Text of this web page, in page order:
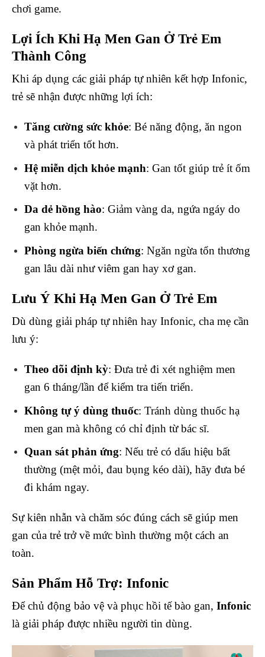
chơi game.
Lợi Ích Khi Hạ Men Gan Ở Trẻ Em
Thành Công
Khi áp dụng các giải pháp tự nhiên kết hợp Infonic,
trẻ sẽ nhận được những lợi ích:
Tăng cường sức khỏe: Bé năng động, ăn ngon
và phát triển tốt hơn.
Hệ miễn dịch khỏe mạnh: Gan tốt giúp trẻ ít ốm
vặt hơn.
Da dẻ hồng hào: Giảm vàng da, ngứa ngáy do
gan khỏe mạnh.
Phòng ngừa biến chứng: Ngăn ngừa tổn thương
gan lâu dài như viêm gan hay xơ gan.
Lưu Ý Khi Hạ Men Gan Ở Trẻ Em
Dù dùng giải pháp tự nhiên hay Infonic, cha mẹ cần
lưu ý:
Theo dõi định kỳ: Đưa trẻ đi xét nghiệm men
gan 6 tháng/lần để kiểm tra tiến triển.
Không tự ý dùng thuốc: Tránh dùng thuốc hạ
men gan mà không có chỉ định từ bác sĩ.
Quan sát phản ứng: Nếu trẻ có dấu hiệu bất
thường (mệt mỏi, đau bụng kéo dài), hãy đưa bé
đi khám ngay.
Sự kiên nhẫn và chăm sóc đúng cách sẽ giúp men
gan của trẻ trở về mức bình thường một cách an
toàn.
Sản Phẩm Hỗ Trợ: Infonic
Để chủ động bảo vệ và phục hồi tế bào gan, Infonic
là giải pháp được nhiều người tin dùng.